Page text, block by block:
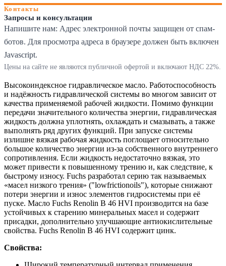
Контакты
Запросы и консультации
Напишите нам: Адрес электронной почты защищен от спам-
ботов. Для просмотра адреса в браузере должен быть включен
Javascript.
Цены на сайте не являются публичной офертой и включают НДС 22%.
Высокоиндексное гидравлическое масло. Работоспособность
и надёжность гидравлической системы во многом зависит от
качества применяемой рабочей жидкости. Помимо функции
передачи значительного количества энергии, гидравлическая
жидкость должна уплотнять, охлаждать и смазывать, а также
выполнять ряд других функций. При запуске системы
излишне вязкая рабочая жидкость поглощает относительно
большое количество энергии из-за собственного внутреннего
сопротивления. Если жидкость недостаточно вязкая, это
может привести к повышенному трению и, как следствие, к
быстрому износу. Fuchs разработал серию так называемых
«масел низкого трения» ("lowfrictionoils"), которые снижают
потери энергии и износ элементов гидросистемы при её
пуске. Масло Fuchs Renolin B 46 HVI производится на базе
устойчивых к старению минеральных масел и содержит
присадки, дополнительно улучшающие антиокислительные
свойства. Fuchs Renolin B 46 HVI содержит цинк.
Свойства: